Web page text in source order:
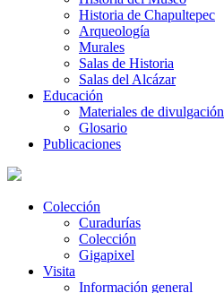
Historia de Chapultepec
Arqueología
Murales
Salas de Historia
Salas del Alcázar
Educación
Materiales de divulgación
Glosario
Publicaciones
Colección
Curadurías
Colección
Gigapixel
Visita
Información general